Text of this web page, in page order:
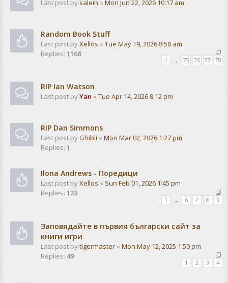
Last post by kalein « Mon Jun 22, 2026 10:17 am
Random Book Stuff
Last post byXellos « Tue May 19, 2026 8:50 am
Replies: 1168
1 … 75 76 77 78
RIP Ian Watson
Last post byYan « Tue Apr 14, 2026 8:12 pm
RIP Dan Simmons
Last post byGhibli « Mon Mar 02, 2026 1:27 pm
Replies: 1
Ilona Andrews - Поредици
Last post byXellos « Sun Feb 01, 2026 1:45 pm
Replies: 123
1 6 7 8 9
Заповядайте в първия български сайт за
книги игри
Last post bytigermaster « Mon May 12, 2025 1:50 pm
Replies: 49
1 2 3 4